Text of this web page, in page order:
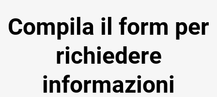
Compila il form per
richiedere
informazioni